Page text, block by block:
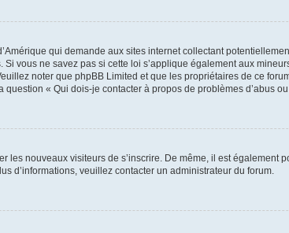
qui demande aux sites internet collectant
vous ne savez pas si cette loi s’applique également aux
noter que phpBB Limited et que les propriétaires de ce
« Qui dois-je contacter à propos de problèmes d’abus
les nouveaux visiteurs de s’inscrire. De même, il est également
d’informations, veuillez contacter un administrateur du forum.